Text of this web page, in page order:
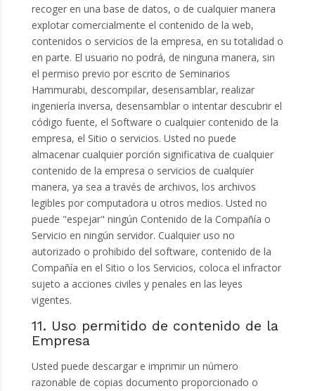
recoger en una base de datos, o de cualquier manera
explotar comercialmente el contenido de la web,
contenidos o servicios de la empresa, en su totalidad o
en parte. El usuario no podrá, de ninguna manera, sin
el permiso previo por escrito de Seminarios
Hammurabi, descompilar, desensamblar, realizar
ingeniería inversa, desensamblar o intentar descubrir el
código fuente, el Software o cualquier contenido de la
empresa, el Sitio o servicios. Usted no puede
almacenar cualquier porción significativa de cualquier
contenido de la empresa o servicios de cualquier
manera, ya sea a través de archivos, los archivos
legibles por computadora u otros medios. Usted no
puede "espejar" ningún Contenido de la Compañía o
Servicio en ningún servidor. Cualquier uso no
autorizado o prohibido del software, contenido de la
Compañía en el Sitio o los Servicios, coloca el infractor
sujeto a acciones civiles y penales en las leyes
vigentes.
11. Uso permitido de contenido de la
Empresa
Usted puede descargar e imprimir un número
razonable de copias documento proporcionado o